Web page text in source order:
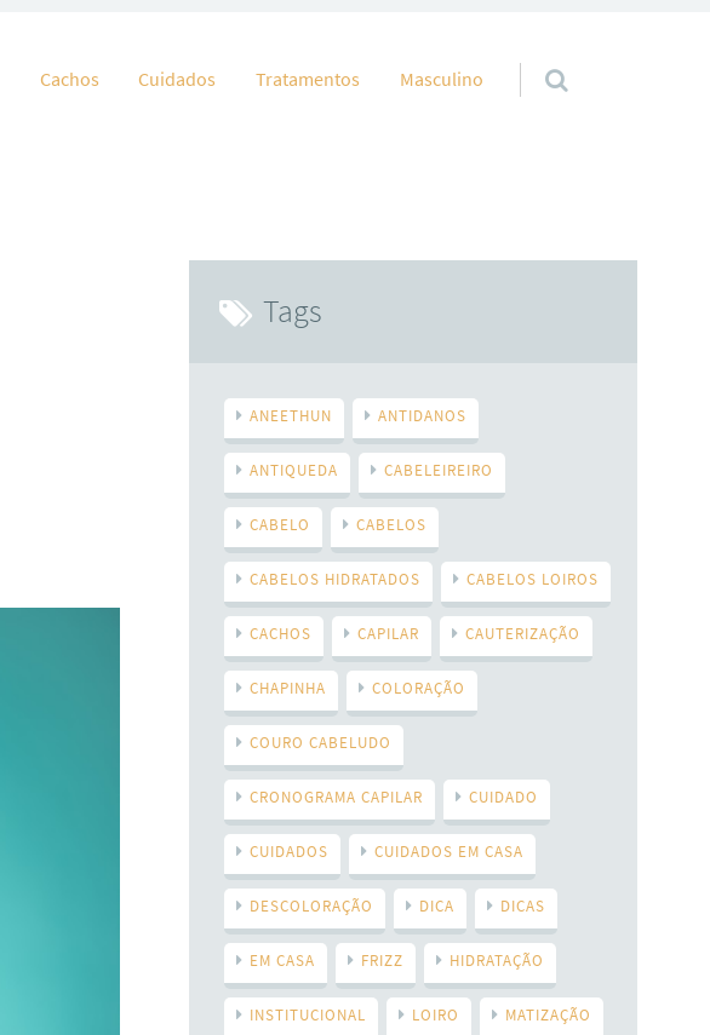
Cachos Cuidados Tratamentos Masculino
Tags
ANEETHUN ANTIDANOS
ANTIQUEDA CABELEIREIRO
CABELO CABELOS
CABELOS HIDRATADOS CABELOS LOIROS
CACHOS CAPILAR CAUTERIZAÇÃO
CHAPINHA COLORAÇÃO
COURO CABELUDO
CRONOGRAMA CAPILAR CUIDADO
CUIDADOS CUIDADOS EM CASA
DESCOLORAÇÃO DICA DICAS
EM CASA FRIZZ HIDRATAÇÃO
INSTITUCIONAL LOIRO MATIZAÇÃO